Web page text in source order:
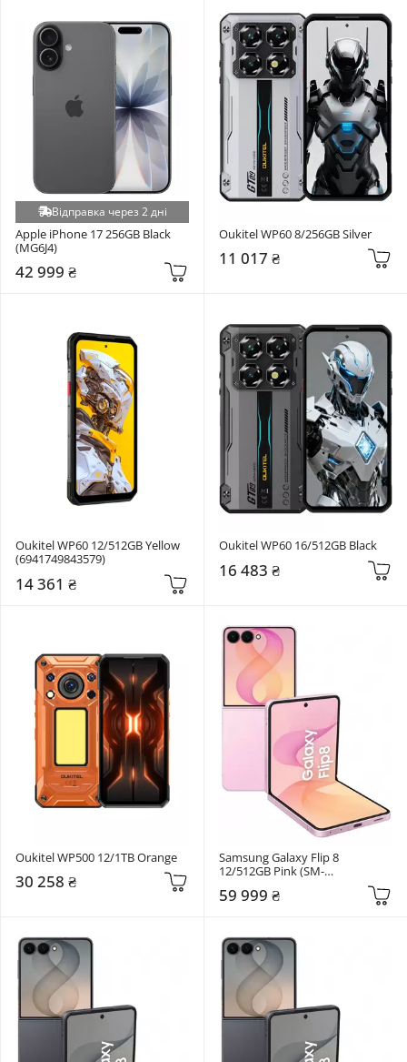
Відправка через 2 дні
Apple iPhone 17 256GB Black
(MG6J4)
42 999 ₴
Oukitel WP60 8/256GB Silver
11 017 ₴
Oukitel WP60 12/512GB Yellow
(6941749843579)
14 361 ₴
Oukitel WP60 16/512GB Black
16 483 ₴
Oukitel WP500 12/1TB Orange
30 258 ₴
Samsung Galaxy Flip 8
12/512GB Pink (SM-
59 999 ₴